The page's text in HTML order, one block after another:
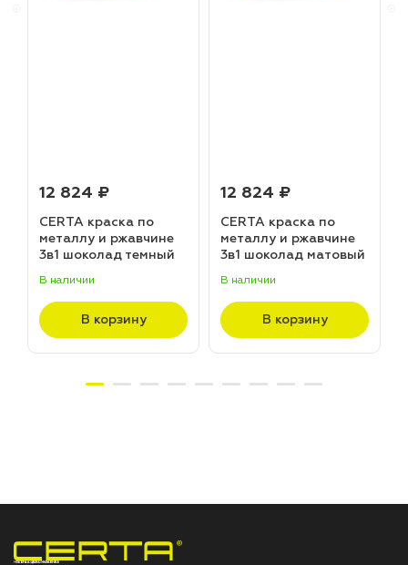
12 824 ₽
CERTA краска по
металлу и ржавчине
3в1 шоколад темный
(20,0кг)
В наличии
В корзину
12 824 ₽
CERTA краска по
металлу и ржавчине
3в1 шоколад матовый
В наличии
В корзину
НПП «СПЕКТР» ЗАВОД ЛАКОКРАСОЧНЫХ МАТЕРИАЛОВ